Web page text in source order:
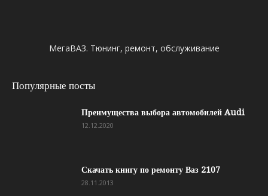
МегаВАЗ. Тюнинг, ремонт, обслуживание
Популярные посты
Преимущества выбора автомобилей Audi
12.12.2020
Скачать книгу по ремонту Ваз 2107
28.11.2013